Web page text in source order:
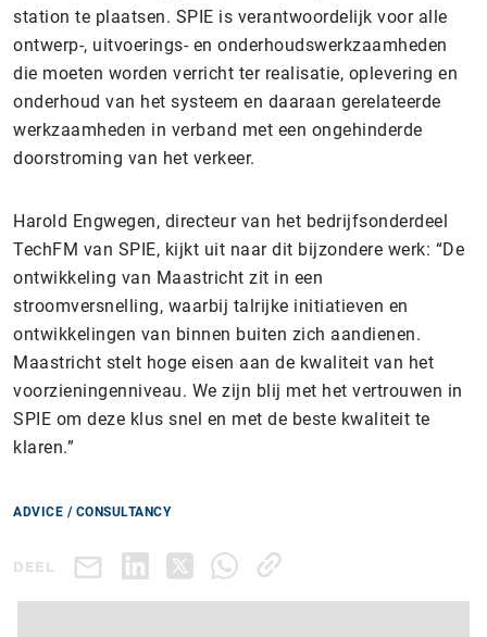
station te plaatsen. SPIE is verantwoordelijk voor alle
ontwerp-, uitvoerings- en onderhoudswerkzaamheden
die moeten worden verricht ter realisatie, oplevering en
onderhoud van het systeem en daaraan gerelateerde
werkzaamheden in verband met een ongehinderde
doorstroming van het verkeer.
Harold Engwegen, directeur van het bedrijfsonderdeel
TechFM van SPIE, kijkt uit naar dit bijzondere werk: “De
ontwikkeling van Maastricht zit in een
stroomversnelling, waarbij talrijke initiatieven en
ontwikkelingen van binnen buiten zich aandienen.
Maastricht stelt hoge eisen aan de kwaliteit van het
voorzieningenniveau. We zijn blij met het vertrouwen in
SPIE om deze klus snel en met de beste kwaliteit te
klaren.”
ADVICE / CONSULTANCY
DEEL